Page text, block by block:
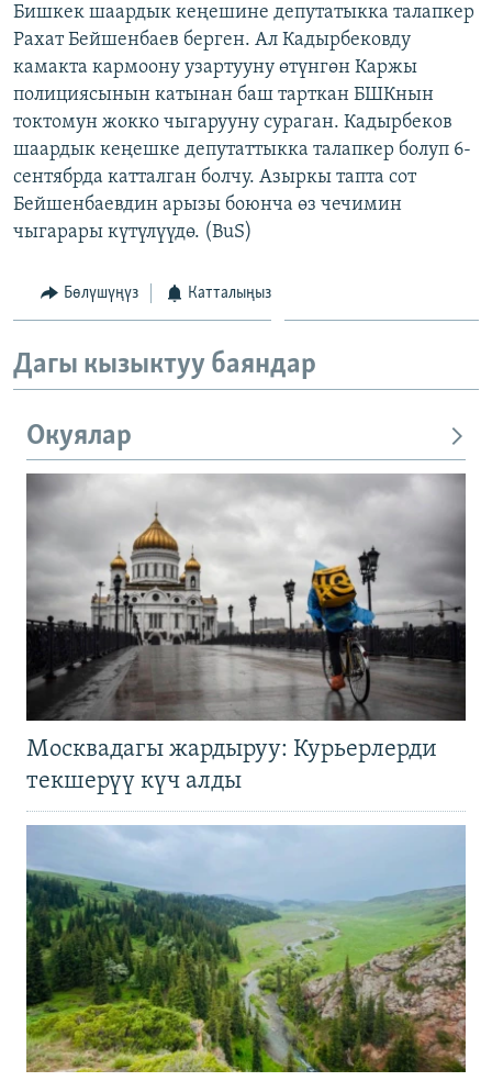
Бишкек шаардык кеңешине депутатыкка талапкер
Рахат Бейшенбаев берген. Ал Кадырбековду
камакта кармоону узартууну өтүнгөн Каржы
полициясынын катынан баш тарткан БШКнын
токтомун жокко чыгарууну сураган. Кадырбеков
шаардык кеңешке депутаттыкка талапкер болуп 6-
сентябрда катталган болчу. Азыркы тапта сот
Бейшенбаевдин арызы боюнча өз чечимин
чыгарары күтүлүүдө. (BuS)
Бөлүшүңүз Катталыңыз
Дагы кызыктуу баяндар
Окуялар
Москвадагы жардыруу: Курьерлерди
текшерүү күч алды